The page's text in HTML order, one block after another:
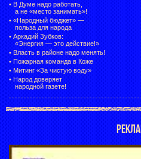
• В Думе надо работать,
а не «место занимать»!
• «Народный бюджет» —
польза для народа
• Аркадий Зубков:
«Энергия — это действие!»
• Власть в районе надо менять!
• Пожарная команда в Коже
• Митинг «За чистую воду»
• Народ доверяет
народной газете!